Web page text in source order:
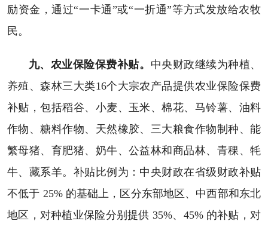
励资金，通过“一卡通”或“一折通”等方式发放给农牧
民。
九、农业保险保费补贴。 中央财政继续为种植、
养殖、森林三大类16个大宗农产品提供农业保险保费
补贴，包括稻谷、小麦、玉米、棉花、马铃薯、油料
作物、糖料作物、天然橡胶、三大粮食作物制种、能
繁母猪、育肥猪、奶牛、公益林和商品林、青稞、牦
牛、藏系羊。补贴比例为：中央财政在省级财政补贴
不低于 25% 的基础上，区分东部地区、中西部和东北
地区，对种植业保险分别提供 35%、45% 的补贴，对